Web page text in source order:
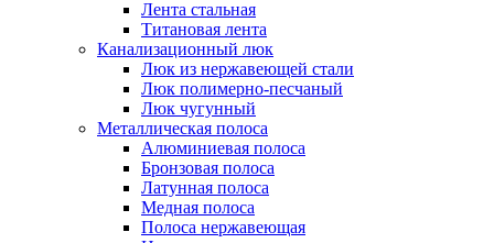
Лента стальная
Титановая лента
Канализационный люк
Люк из нержавеющей стали
Люк полимерно-песчаный
Люк чугунный
Металлическая полоса
Алюминиевая полоса
Бронзовая полоса
Латунная полоса
Медная полоса
Полоса нержавеющая